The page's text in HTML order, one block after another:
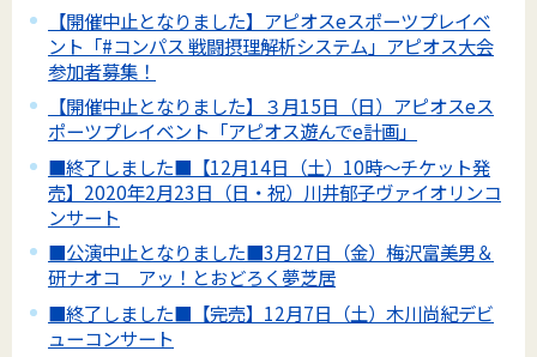
【開催中止となりました】アピオスeスポーツプレイベ
ント「#コンパス 戦闘摂理解析システム」アピオス大会
参加者募集！
【開催中止となりました】３月15日（日）アピオスeス
ポーツプレイベント「アピオス遊んでe計画」
■終了しました■【12月14日（土）10時～チケット発
売】2020年2月23日（日・祝）川井郁子ヴァイオリンコ
ンサート
■公演中止となりました■3月27日（金）梅沢富美男＆
研ナオコ アッ！とおどろく夢芝居
■終了しました■【完売】12月7日（土）木川尚紀デビ
ューコンサート